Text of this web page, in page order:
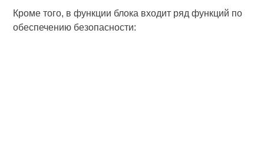
Кроме того, в функции блока входит ряд функций по
обеспечению безопасности: